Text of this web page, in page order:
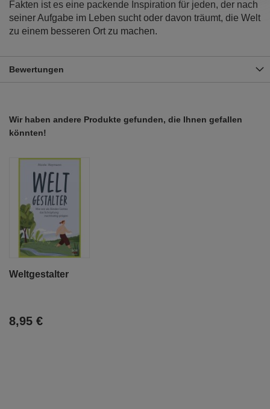
Fakten ist es eine packende Inspiration für jeden, der nach
seiner Aufgabe im Leben sucht oder davon träumt, die Welt
zu einem besseren Ort zu machen.
Bewertungen
Wir haben andere Produkte gefunden, die Ihnen gefallen
könnten!
Weltgestalter
8,95 €